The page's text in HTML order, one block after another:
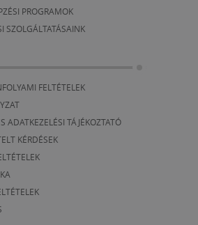
PROGRAMOK
SZOLGÁLTATÁSAINK
FELTÉTELEK
ADATKEZELÉSI TÁJÉKOZTATÓ
KÉRDÉSEK